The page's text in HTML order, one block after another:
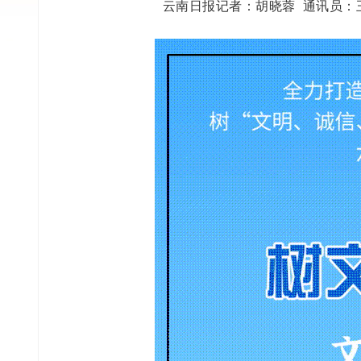
云南日报记者：胡晓蓉 通讯员：